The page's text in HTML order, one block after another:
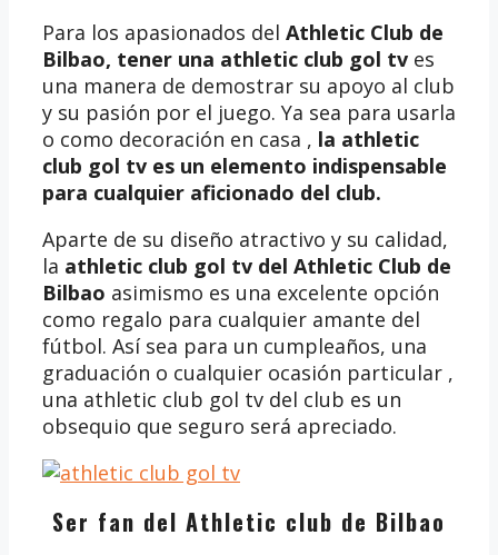
Para los apasionados del Athletic Club de
Bilbao, tener una athletic club gol tv es
una manera de demostrar su apoyo al club
y su pasión por el juego. Ya sea para usarla
o como decoración en casa , la athletic
club gol tv es un elemento indispensable
para cualquier aficionado del club.
Aparte de su diseño atractivo y su calidad,
la athletic club gol tv del Athletic Club de
Bilbao asimismo es una excelente opción
como regalo para cualquier amante del
fútbol. Así sea para un cumpleaños, una
graduación o cualquier ocasión particular ,
una athletic club gol tv del club es un
obsequio que seguro será apreciado.
Ser fan del Athletic club de Bilbao